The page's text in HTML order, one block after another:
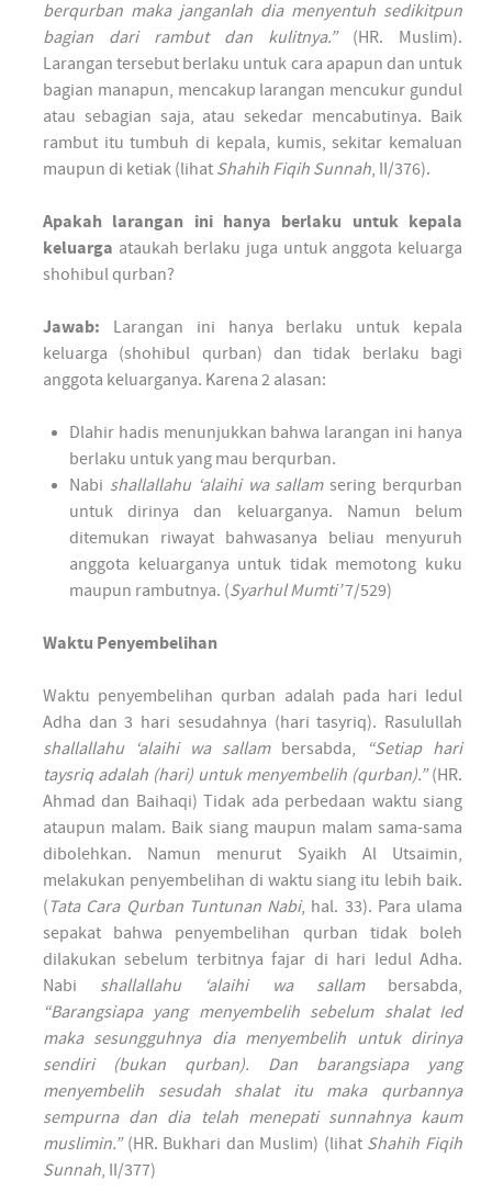
berqurban maka janganlah dia menyentuh sedikitpun
bagian dari rambut dan kulitnya.”(HR. Muslim).
Larangan tersebut berlaku untuk cara apapun dan untuk
bagian manapun, mencakup larangan mencukur gundul
atau sebagian saja, atau sekedar mencabutinya. Baik
rambut itu tumbuh di kepala, kumis, sekitar kemaluan
maupun di ketiak (lihat Shahih Fiqih Sunnah, II/376).
Apakah larangan ini hanya berlaku untuk kepala
keluarga ataukah berlaku juga untuk anggota keluarga
shohibul qurban?
Jawab: Larangan ini hanya berlaku untuk kepala
keluarga (shohibul qurban) dan tidak berlaku bagi
anggota keluarganya. Karena 2 alasan:
Dlahir hadis menunjukkan bahwa larangan ini hanya
berlaku untuk yang mau berqurban.
Nabi shallallahu ‘alaihi wa sallamsering berqurban
untuk dirinya dan keluarganya. Namun belum
ditemukan riwayat bahwasanya beliau menyuruh
anggota keluarganya untuk tidak memotong kuku
maupun rambutnya. (Syarhul Mumti’7/529)
Waktu Penyembelihan
Waktu penyembelihan qurban adalah pada hari Iedul
Adha dan 3 hari sesudahnya (hari tasyriq). Rasulullah
shallallahu ‘alaihi wa sallambersabda,
“Setiap hari
taysriq adalah (hari) untuk menyembelih (qurban).”(HR.
Ahmad dan Baihaqi) Tidak ada perbedaan waktu siang
ataupun malam. Baik siang maupun malam sama-sama
dibolehkan. Namun menurut Syaikh Al Utsaimin,
melakukan penyembelihan di waktu siang itu lebih baik.
( Tata Cara Qurban Tuntunan Nabi, hal. 33). Para ulama
sepakat bahwa penyembelihan qurban tidak boleh
dilakukan sebelum terbitnya fajar di hari Iedul Adha.
Nabi shallallahu ‘alaihi wa sallambersabda,
“Barangsiapa yang menyembelih sebelum shalat Ied
maka sesungguhnya dia menyembelih untuk dirinya
sendiri (bukan qurban). Dan barangsiapa yang
menyembelih sesudah shalat itu maka qurbannya
sempurna dan dia telah menepati sunnahnya kaum
muslimin.”(HR. Bukhari dan Muslim) (lihat Shahih Fiqih
Sunnah, II/377)